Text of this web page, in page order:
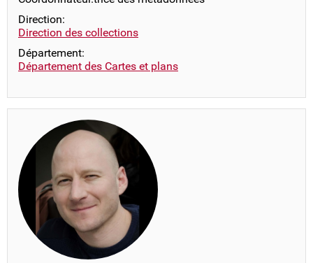
Direction:
Direction des collections
Département:
Département des Cartes et plans